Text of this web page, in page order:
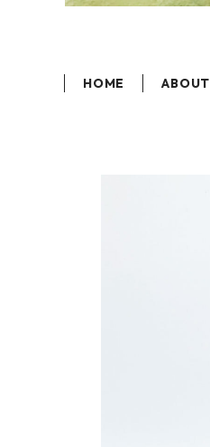
HOME ABOUT